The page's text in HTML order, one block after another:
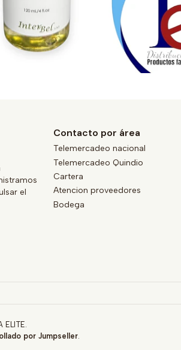
el
Contacto por área
Telemercadeo nacional
Telemercadeo Quindio
Cartera
Atencion proveedores
Bodega
ELITE.
por Jumpseller.